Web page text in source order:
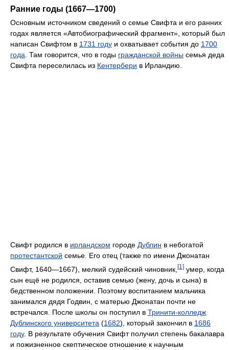
Ранние годы (1667—1700)
Основным источником сведений о семье Свифта и его ранних
годах является «Автобиографический фрагмент», который был
написан Свифтом в 1731 году и охватывает события до 1700
года . Там говорится, что в годы гражданской войны семья деда
Свифта переселилась из Кентербери в Ирландию.
Свифт родился в ирландском городе Дублин в небогатой
протестантской семье. Его отец (также по имени Джонатан
Свифт, 1640—1667), мелкий судейский чиновник, [1] умер, когда
сын ещё не родился, оставив семью (жену, дочь и сына) в
бедственном положении. Поэтому воспитанием мальчика
занимался дядя Годвин, с матерью Джонатан почти не
встречался. После школы он поступил в Тринити-колледж
Дублинского университета (1682), который закончил в 1686
году. В результате обучения Свифт получил степень бакалавра
и пожизненное скептическое отношение к научным